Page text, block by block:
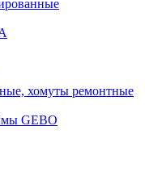
хомуты ремонтные
GEBO